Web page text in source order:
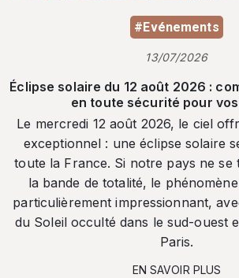
#Evénements
13/07/2026
Éclipse solaire du 12 août 2026 :
en toute sécurité pour
Le mercredi 12 août 2026, le ciel
exceptionnel : une éclipse solaire
toute la France. Si notre pays ne
la bande de totalité, le
particulièrement impressionnant,
du Soleil occulté dans le sud-ouest
Paris.
EN SAVOIR PLUS